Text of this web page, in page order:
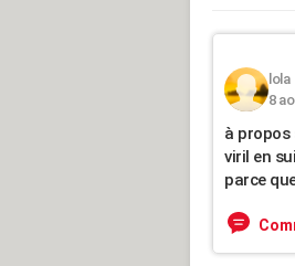
lola
8
à propos
viril en
parce